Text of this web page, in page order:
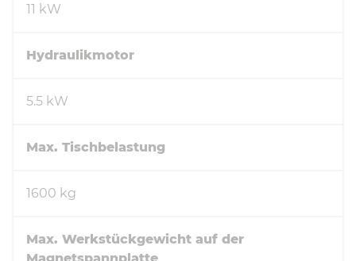
11 kW
Hydraulikmotor
5.5 kW
Max. Tischbelastung
1600 kg
Max. Werkstückgewicht auf der